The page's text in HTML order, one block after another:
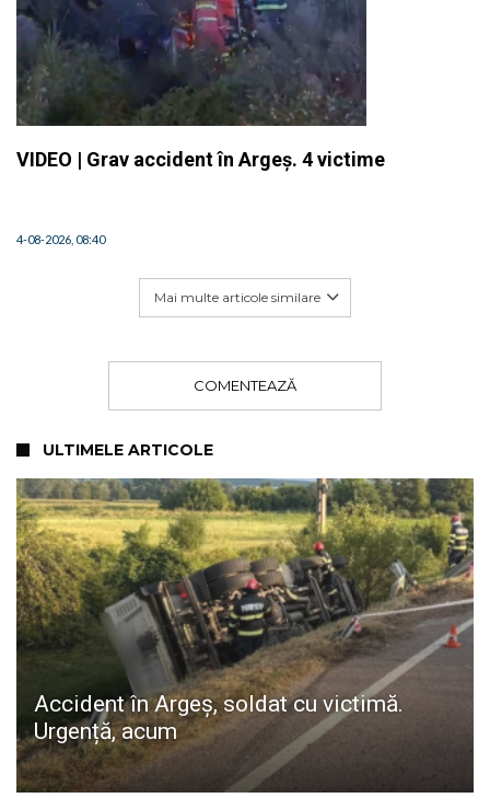
VIDEO | Grav accident în Argeș. 4 victime
4-08-2026, 08:40
Mai multe articole similare
COMENTEAZĂ
ULTIMELE ARTICOLE
Accident în Argeș, soldat cu victimă.
Urgență, acum